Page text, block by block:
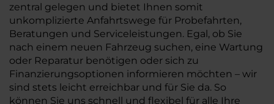
zentral gelegen und bietet Ihnen somit
unkomplizierte Anfahrtswege für Probefahrten,
Beratungen und Serviceleistungen. Egal, ob Sie
nach einem neuen Fahrzeug suchen, eine Wartung
oder Reparatur benötigen oder sich zu
Finanzierungsoptionen informieren möchten – wir
sind stets leicht erreichbar und für Sie da. So
können Sie uns schnell und flexibel für alle Ihre